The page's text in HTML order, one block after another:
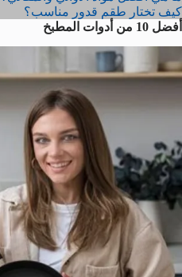
كيف تختار طقم قدور مناسب؟
أفضل 10 من أدوات المطبخ